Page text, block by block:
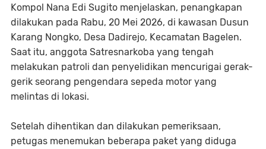
Kompol Nana Edi Sugito menjelaskan, penangkapan
dilakukan pada Rabu, 20 Mei 2026, di kawasan Dusun
Karang Nongko, Desa Dadirejo, Kecamatan Bagelen.
Saat itu, anggota Satresnarkoba yang tengah
melakukan patroli dan penyelidikan mencurigai gerak-
gerik seorang pengendara sepeda motor yang
melintas di lokasi.
Setelah dihentikan dan dilakukan pemeriksaan,
petugas menemukan beberapa paket yang diduga